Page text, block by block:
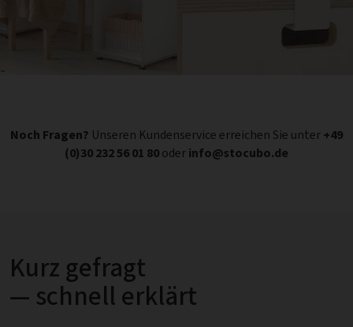
Noch Fragen? Unseren Kundenservice erreichen Sie unter+49
(0)30 232 56 01 80oderinfo@stocubo.de
Kurz gefragt
— schnell erklärt